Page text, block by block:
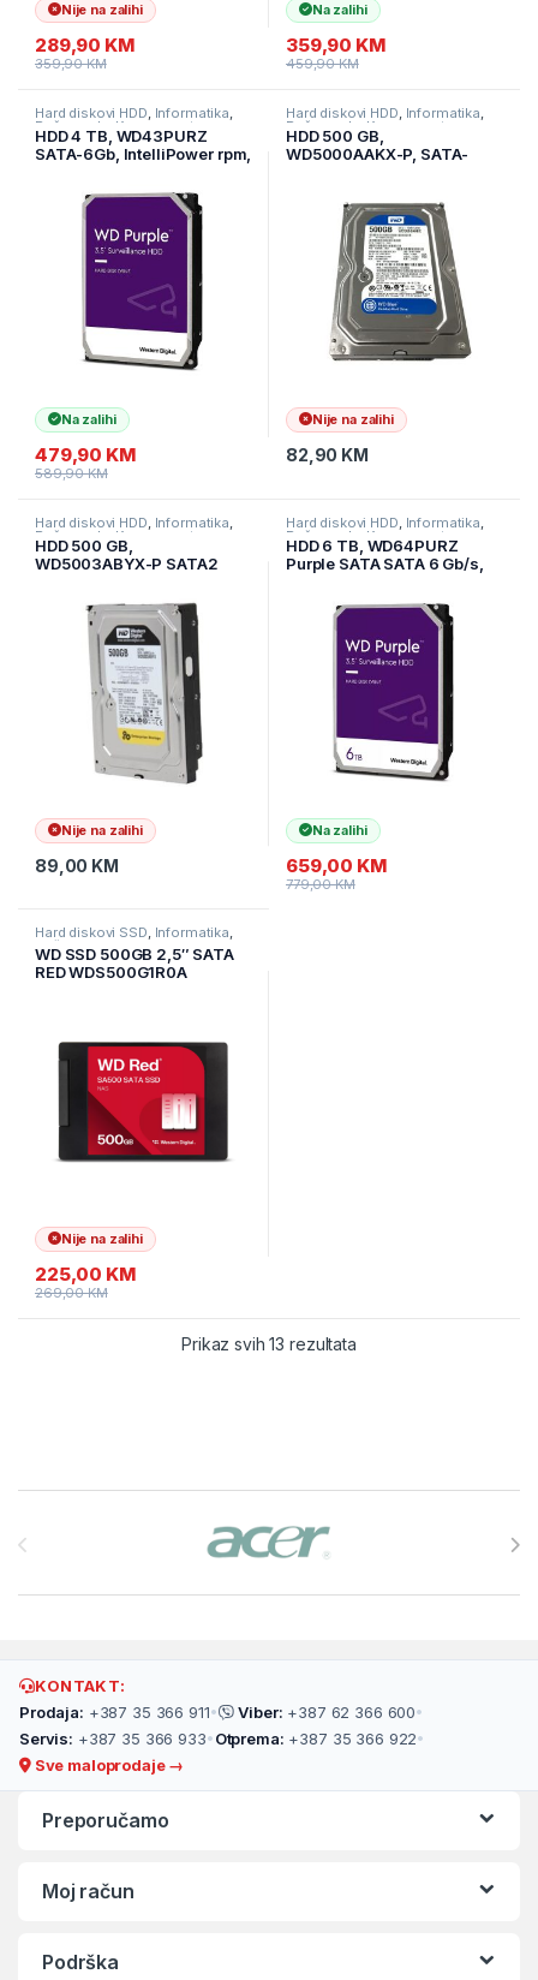
Nije na zalihi
289,90 KM
359,90KM
Na zalihi
359,90 KM
459,90KM
Hard diskovi HDD, Informatika,
Računarske Komponente
HDD 4 TB, WD43PURZ
SATA-6Gb, IntelliPower rpm,
Na zalihi
479,90 KM
589,90KM
Hard diskovi HDD, Informatika,
Računarske Komponente
HDD 500 GB,
WD5000AAKX-P, SATA-
Nije na zalihi
82,90 KM
Hard diskovi HDD, Informatika,
Računarske Komponente
HDD 500 GB,
WD5003ABYX-P SATA2
Nije na zalihi
89,00 KM
Hard diskovi HDD, Informatika,
Računarske Komponente
HDD 6 TB, WD64PURZ
Purple SATA SATA 6 Gb/s,
WD64PURZ
Na zalihi
659,00 KM
779,00KM
Hard diskovi SSD Informatika
Računarske Komponente
WD SSD 500GB 2,5″ SATA
RED WDS500G1R0A
Nije na zalihi
225,00 KM
269,00KM
Prikaz svih 13 rezultata
KONTAKT:
Prodaja: +387 35 366 911• Viber: +387 62 366 600•
Servis: +387 35 366 933• Otprema: +387 35 366 922•
Sve maloprodaje →
Preporučamo
Moj račun
Podrška